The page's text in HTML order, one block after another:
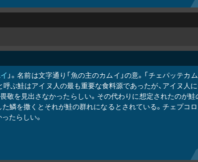
」。名前は文字通り「魚の主のカムイ」の意。「チェパッテカ
呼ぶ鮭はアイヌ人の最も重要な食料源であったが、アイヌ
敬を見出さなかったらしい。その代わりに想定されたのが
鱗を撒くとそれが鮭の群れになるとされている。チェプコ ロ
たらしい。